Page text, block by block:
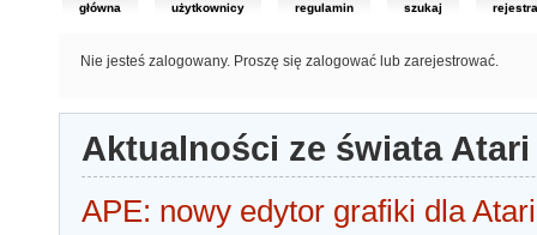
główna użytkownicy regulamin szukaj
Nie jesteś zalogowany. Proszę się zalogować lub zarejestrować.
Aktualności ze świata Atari
APE: nowy edytor grafiki dla Atari